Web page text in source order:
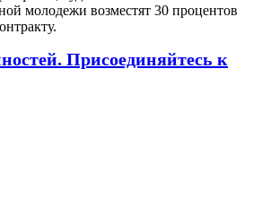
молодежи возместят 30 процентов
Присоединяйтесь к